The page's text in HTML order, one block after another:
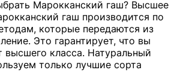
Марокканский гаш? Высшее
гаш производится по
которые передаются из
Это гарантирует, что вы
высшего класса. Натуральный
только лучшие сорта